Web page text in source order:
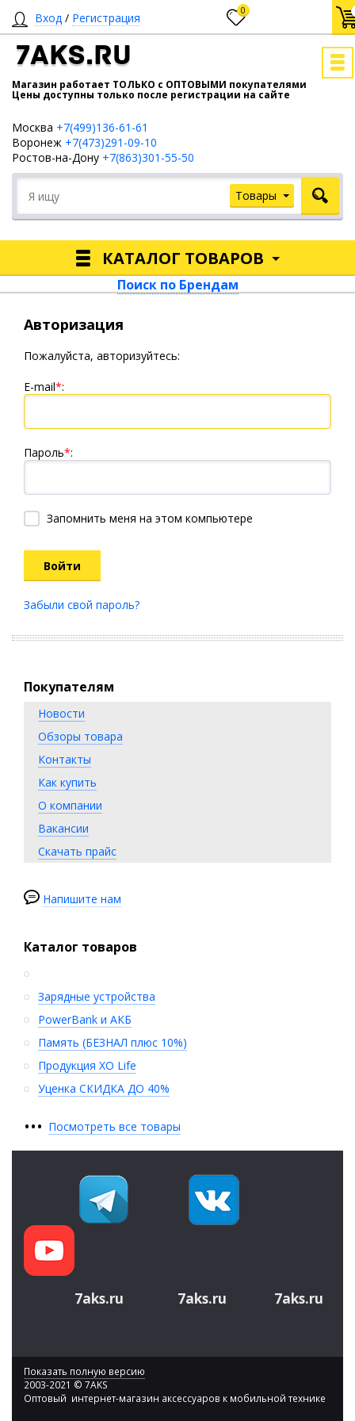
Вход / Регистрация 0
7AKS.RU
Магазин работает ТОЛЬКО с ОПТОВЫМИ покупателями
Цены доступны только после регистрации на сайте
Москва +7(499)136-61-61
Воронеж +7(473)291-09-10
Ростов-на-Дону +7(863)301-55-50
Товары
КАТАЛОГ ТОВАРОВ
Поиск по Брендам
Авторизация
Пожалуйста, авторизуйтесь:
E-mail*:
Пароль*:
Запомнить меня на этом компьютере
Войти
Забыли свой пароль?
Покупателям
Новости
Обзоры товара
Контакты
Как купить
О компании
Вакансии
Скачать прайс
Напишите нам
Каталог товаров
Зарядные устройства
PowerBank и АКБ
Память (БЕЗНАЛ плюс 10%)
Продукция XO Life
Уценка СКИДКА ДО 40%
••• Посмотреть все товары
7aks.ru 7aks.ru 7aks.ru
Показать полную версию
2003-2021 © 7AKS
Оптовый интернет-магазин аксессуаров к мобильной технике